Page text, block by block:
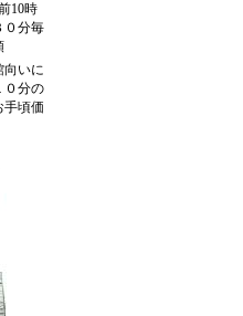
10時
０分毎
向いに
０分の
手頃価